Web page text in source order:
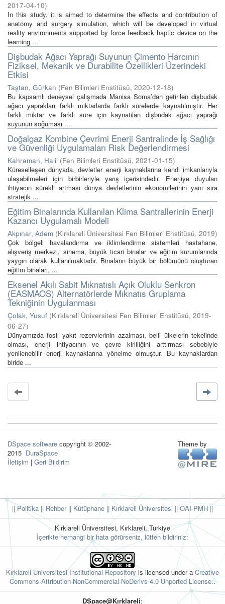
2017-04-10)
In this study, it is aimed to determine the effects and contribution of
anatomy and surgery simulation, which will be developed in virtual
reality environments supported by force feedback haptic device on the
learning ...
Dişbudak Ağacı Yaprağı Suyunun Çimento Harcının
Fiziksel, Mekanik ve Durabilite Özellikleri Üzerindeki
Etkisi
Taştan, Gürkan (Fen Bilimleri Enstitüsü, 2020-12-18)
Bu kapsamlı deneysel çalışmada Manisa Soma’dan getirilen dişbudak
ağacı yaprakları farklı miktarlarda farklı sürelerde kaynatılmıştır. Her
farklı miktar ve farklı süre için kaynatılan dişbudak ağacı yaprağı
suyunun soğuması ...
Doğalgaz Kombine Çevrimi Enerji Santralinde İş Sağlığı
ve Güvenliği Uygulamaları Risk Değerlendirmesi
Kahraman, Halil (Fen Bilimleri Enstitüsü, 2021-01-15)
Küreselleşen dünyada, devletler enerji kaynaklarına kendi imkanlarıyla
ulaşabilmeleri için birbirleriyle yarış içerisindedir. Enerjiye duyulan
ihtiyacın sürekli artması dünya devletlerinin ekonomilerinin yanı sıra
stratejik ...
Eğitim Binalarında Kullanılan Klima Santrallerinin Enerji
Kazancı Uygulamalı Modeli
Akpınar, Adem (Kırklareli Üniversitesi Fen Bilimleri Enstitüsü, 2019)
Çok bölgeli havalandırma ve iklimlendirme sistemleri hastahane,
alışveriş merkezi, sinema, büyük ticari binalar ve eğitim kurumlarında
yaygın olarak kullanılmaktadır. Binaların büyük bir bölümünü oluşturan
eğitim binaları, ...
Eksenel Akılı Sabit Mıknatıslı Açık Oluklu Senkron
(EASMAOS) Alternatörlerde Mıknatıs Gruplama
Tekniğinin Uygulanması
Çolak, Yusuf (Kırklareli Üniversitesi Fen Bilimleri Enstitüsü, 2019-
06-27)
Dünyamızda fosil yakıt rezervlerinin azalması, belli ülkelerin tekelinde
olması, enerji ihtiyacının ve çevre kirliliğini arttırması sebebiyle
yenilenebilir enerji kaynaklarına yönelme olmuştur. Bu kaynaklardan
biride ...
DSpace software copyright © 2002-
2015 DuraSpace
İletişim | Geri Bildirim
Theme by
|| Politika || Rehber|| Kütüphane || Kırklareli Üniversitesi || OAI-PMH ||
Kırklareli Üniversitesi, Kırklareli, Türkiye
İçerikte herhangi bir hata görürseniz, lütfen bildiriniz:
Kırklareli Üniversitesi Institutional Repository is licensed under a Creative
Commons Attribution-NonCommercial-NoDerivs 4.0 Unported License..
DSpace@Kırklareli: